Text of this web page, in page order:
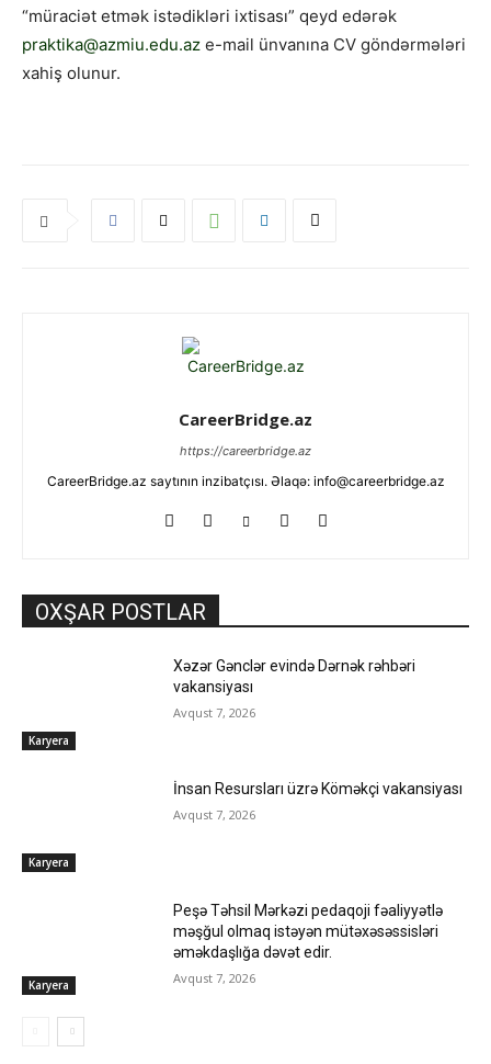
“müraciət etmək istədikləri ixtisası” qeyd edərək
praktika@azmiu.edu.az e-mail ünvanına CV göndərmələri
xahiş olunur.
CareerBridge.az
https://careerbridge.az
CareerBridge.az saytının inzibatçısı. Əlaqə: info@careerbridge.az
OXŞAR POSTLAR
Karyera
Xəzər Gənclər evində Dərnək rəhbəri
vakansiyası
Avqust 7, 2026
Karyera
İnsan Resursları üzrə Köməkçi vakansiyası
Avqust 7, 2026
Karyera
Peşə Təhsil Mərkəzi pedaqoji fəaliyyətlə
məşğul olmaq istəyən mütəxəsəssisləri
əməkdaşlığa dəvət edir.
Avqust 7, 2026